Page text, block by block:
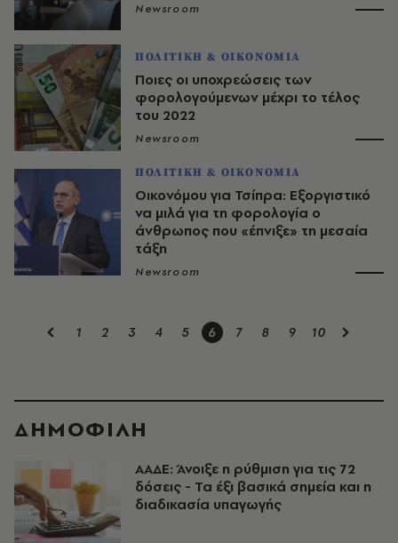
Newsroom
ΠΟΛΙΤΙΚΗ & ΟΙΚΟΝΟΜΙΑ
Ποιες οι υποχρεώσεις των
φορολογούμενων μέχρι το τέλος
του 2022
Newsroom
ΠΟΛΙΤΙΚΗ & ΟΙΚΟΝΟΜΙΑ
Οικονόμου για Τσίπρα: Εξοργιστικό
να μιλά για τη φορολογία ο
άνθρωπος που «έπνιξε» τη μεσαία
τάξη
Newsroom
1 2 3 4 5 6 7 8 9 10
ΔΗΜΟΦΙΛΗ
ΑΑΔΕ: Άνοιξε η ρύθμιση για τις 72
δόσεις - Τα έξι βασικά σημεία και η
διαδικασία υπαγωγής